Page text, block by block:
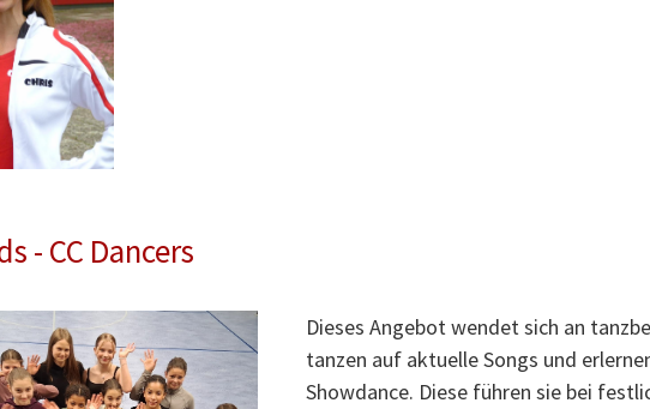
- CC Dancers
Dieses Angebot wendet sich an
tanzen auf aktuelle Songs und
Showdance. Diese führen sie bei